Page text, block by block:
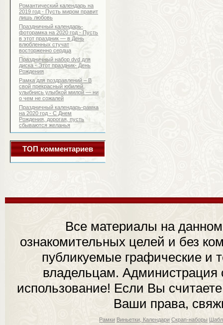
Романтический календарь на
2019 год - Пусть миром правит
лишь любовь
Праздничный календарь-
фоторамка на 2020 год - Пусть
в этот праздник — в День
влюбленных стучат
восторженно сердца
Праздничный набор dvd для
диска - Этот праздник- День
Рождения
Рамка для поздравлений – В
свой прекрасный юбилей,
улыбнись улыбкой милой — ни
о чем не сожалей
Праздничный календарь-рамка
на 2020 год - С Днем
Рождения, дорогая, пусть
сбываются желанья
ТОП комментариев
Все материалы на
ознакомительных целей и без
публикуемые графические и
владельцам. Администрация
использование! Если Вы
Ваши права,
Рамки Виньетки, Календари Скрап-наборы